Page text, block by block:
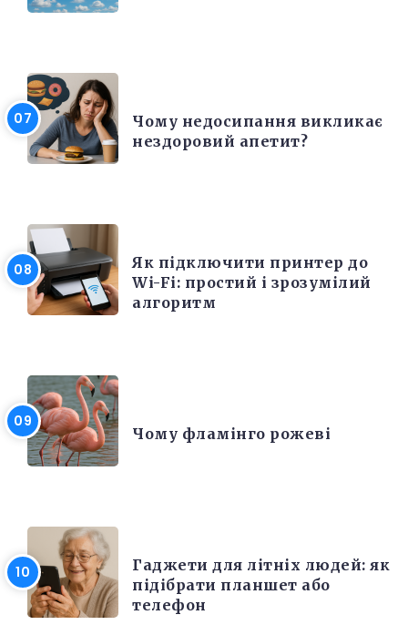
Чому недосипання викликає
нездоровий апетит?
Як підключити принтер до
Wi-Fi: простий і зрозумілий
алгоритм
Чому фламінго рожеві
Гаджети для літніх людей: як
підібрати планшет або
телефон